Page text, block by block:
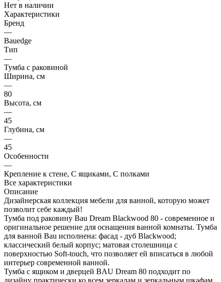
Нет в наличии
Характеристики
Бренд
—
Bauedge
Тип
—
Тумба с раковиной
Ширина, см
—
80
Высота, см
—
45
Глубина, см
—
45
Особенности
—
Крепление к стене, С ящиками, С полками
Все характеристики
Описание
Дизайнерская коллекция мебели для ванной, которую может
позволит себе каждый!
Тумба под раковину Bau Dream Blackwood 80 - современное и
оригинальное решение для оснащения ванной комнаты. Тумба
для ванной Bau исполнена: фасад - дуб Blackwood;
классический белый корпус; матовая столешница с
поверхностью Soft-touch, что позволяет ей вписаться в любой
интерьер современной ванной.
Тумба с ящиком и дверцей BAU Dream 80 подходит по
дизайну практически ко всем зеркалам и зеркальным шкафам